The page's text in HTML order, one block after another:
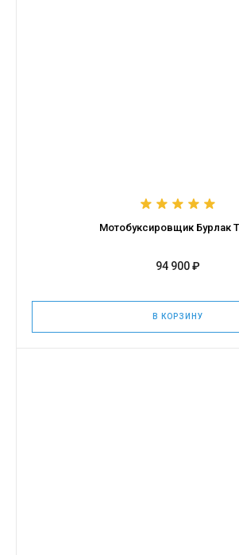
Мотобуксировщик Бурлак
94 900 ₽
В КОРЗИНУ